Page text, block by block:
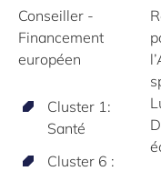
Conseiller -
Financement
européen
Cluster 1:
Santé
Cluster 6 :